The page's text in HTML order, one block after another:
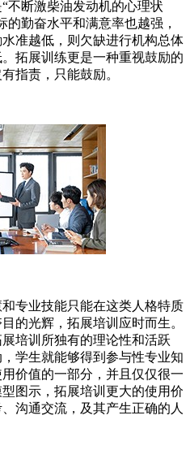
不断激柴油发动机的心理状
的勤奋水平和满意率也越强，
准越低，则欠缺进行机构总体
拓展训练更是一种重视鼓励的
指责，只能鼓励。
专业技能只能在这类人格特质
的光辉，拓展培训应时而生。
培训所独有的理论性和活跃
学生就能够得到参与性专业知
价值的一部分，并且仅仅很一
图示，拓展培训更大的使用价
沟通交流，及其产生正确的人